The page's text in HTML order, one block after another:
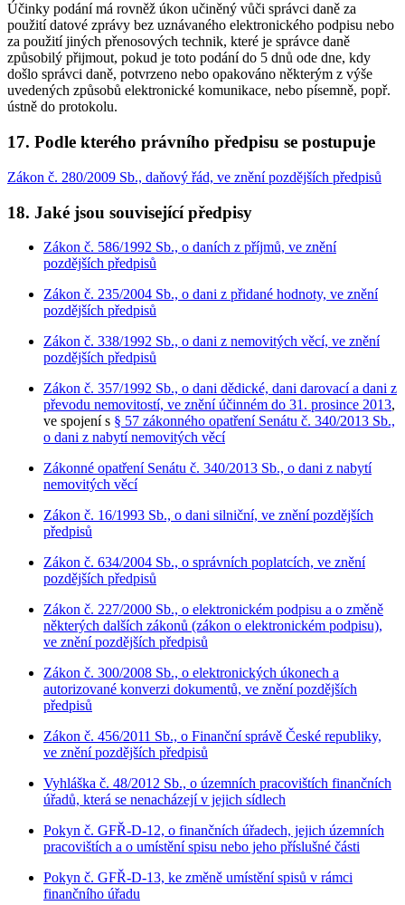
Účinky podání má rovněž úkon učiněný vůči správci daně za
použití datové zprávy bez uznávaného elektronického podpisu nebo
za použití jiných přenosových technik, které je správce daně
způsobilý přijmout, pokud je toto podání do 5 dnů ode dne, kdy
došlo správci daně, potvrzeno nebo opakováno některým z výše
uvedených způsobů elektronické komunikace, nebo písemně, popř.
ústně do protokolu.
17. Podle kterého právního předpisu se postupuje
Zákon č. 280/2009 Sb., daňový řád, ve znění pozdějších předpisů
18. Jaké jsou související předpisy
Zákon č. 586/1992 Sb., o daních z příjmů, ve znění
pozdějších předpisů
Zákon č. 235/2004 Sb., o dani z přidané hodnoty, ve znění
pozdějších předpisů
Zákon č. 338/1992 Sb., o dani z nemovitých věcí, ve znění
pozdějších předpisů
Zákon č. 357/1992 Sb., o dani dědické, dani darovací a dani z
převodu nemovitostí, ve znění účinném do 31. prosince 2013,
ve spojení s § 57 zákonného opatření Senátu č. 340/2013 Sb.,
o dani z nabytí nemovitých věcí
Zákonné opatření Senátu č. 340/2013 Sb., o dani z nabytí
nemovitých věcí
Zákon č. 16/1993 Sb., o dani silniční, ve znění pozdějších
předpisů
Zákon č. 634/2004 Sb., o správních poplatcích, ve znění
pozdějších předpisů
Zákon č. 227/2000 Sb., o elektronickém podpisu a o změně
některých dalších zákonů (zákon o elektronickém podpisu),
ve znění pozdějších předpisů
Zákon č. 300/2008 Sb., o elektronických úkonech a
autorizované konverzi dokumentů, ve znění pozdějších
předpisů
Zákon č. 456/2011 Sb., o Finanční správě České republiky,
ve znění pozdějších předpisů
Vyhláška č. 48/2012 Sb., o územních pracovištích finančních
úřadů, která se nenacházejí v jejich sídlech
Pokyn č. GFŘ-D-12, o finančních úřadech, jejich územních
pracovištích a o umístění spisu nebo jeho příslušné části
Pokyn č. GFŘ-D-13, ke změně umístění spisů v rámci
finančního úřadu